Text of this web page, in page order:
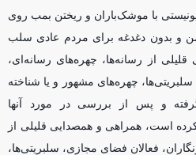
با موشک‌باران و ریختن بمب روی
و بدون دغدغه برای مردم عادی سلب
از رسانه‌ها، چهره‌های رسانه‌ای،
چهره‌های مشهور و یا شناخته
و پس از بررسی در مورد آنها
است، همراهی و همصدایی قلیلی از
فعالان فضای مجازی، سلبریتی‌ها،